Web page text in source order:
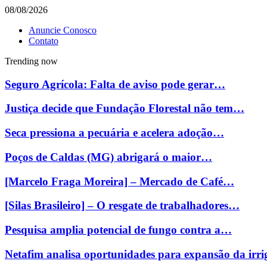
08/08/2026
Anuncie Conosco
Contato
Trending now
Seguro Agrícola: Falta de aviso pode gerar…
Justiça decide que Fundação Florestal não tem…
Seca pressiona a pecuária e acelera adoção…
Poços de Caldas (MG) abrigará o maior…
[Marcelo Fraga Moreira] – Mercado de Café…
[Silas Brasileiro] – O resgate de trabalhadores…
Pesquisa amplia potencial de fungo contra a…
Netafim analisa oportunidades para expansão da